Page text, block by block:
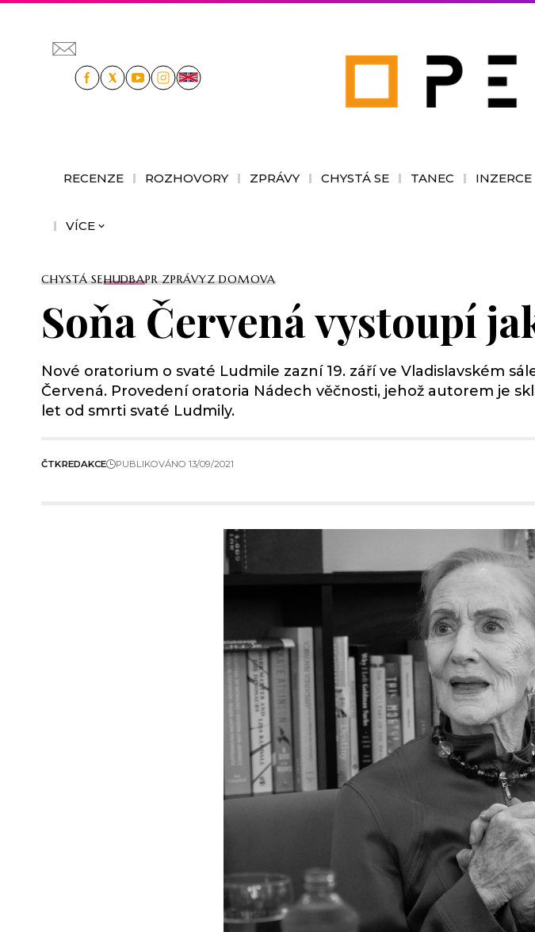
RECENZE ROZHOVORY ZPRÁVY CHYSTÁ SE TANEC INZERCE
VÍCE
CHYSTÁ SEHUDBAPR ZPRÁVYZ DOMOVA
Soňa Červená vystoupí
Nové oratorium o svaté Ludmile zazní 19. září ve Vladislavském
Červená. Provedení oratoria Nádech věčnosti, jehož autorem je
let od smrti svaté Ludmily.
ČTKREDAKCE PUBLIKOVÁNO 13/09/2021